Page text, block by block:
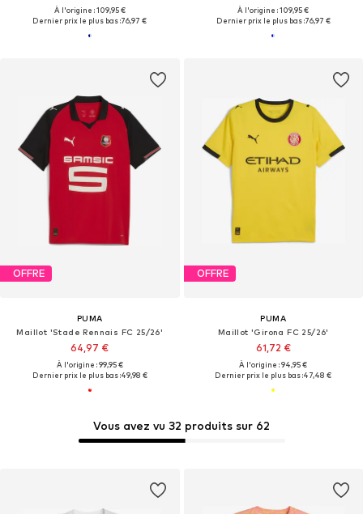
À l'origine : 109,95 €
Dernier prix le plus bas :76,97 €
À l'origine : 109,95 €
Dernier prix le plus bas :76,97 €
OFFRE
PUMA
Maillot 'Stade Rennais FC 25/26'
64,97 €
À l'origine : 99,95 €
Dernier prix le plus bas :49,98 €
OFFRE
PUMA
Maillot 'Girona FC 25/26'
61,72 €
À l'origine : 94,95 €
Dernier prix le plus bas :47,48 €
Vous avez vu 32 produits sur 62